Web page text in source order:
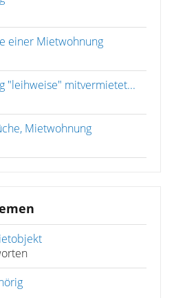
einer Mietwohnung
"leihweise" mitvermietet...
Mietwohnung